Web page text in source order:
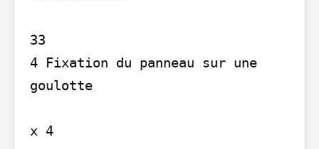
33
4 Fixation du panneau sur une
goulotte
x 4